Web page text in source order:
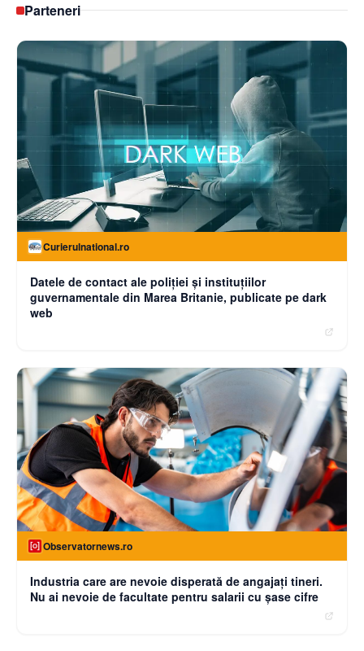
Parteneri
Curierulnational.ro
Datele de contact ale poliției și instituțiilor
guvernamentale din Marea Britanie, publicate pe dark
web
Observatornews.ro
Industria care are nevoie disperată de angajaţi tineri.
Nu ai nevoie de facultate pentru salarii cu şase cifre